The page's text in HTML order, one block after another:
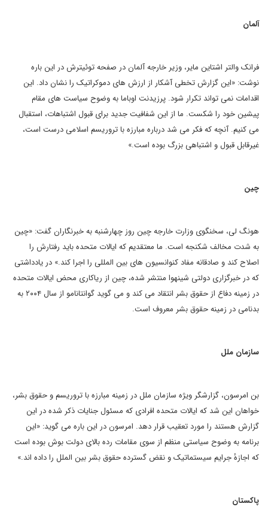
آلمان
فرانک والتر اشتاین مایر، وزیر خارجه آلمان در صفحه توئیترش در این باره
نوشت: «این گزارش تخطی آشکار از ارزش های دموکراتیک را نشان داد. این
اقدامات نمی تواند تکرار شود. پرزیدنت اوباما به وضوح سیاست های مقام
پیشین خود را شکست. ما از این شفافیت جدید برای قبول اشتباهات، استقبال
می کنیم. آنچه که فکر می شد درباره مبارزه با تروریسم اسلامی درست است،
غیرقابل قبول و اشتباهی بزرگ بوده است.»
چین
هونگ لی، سخنگوی وزارت خارجه چین روز چهارشنبه به خبرنگاران گفت: «چین
به شدت مخالف شکنجه است. ما معتقدیم که ایالات متحده باید رفتارش را
اصلاح کند و صادقانه مفاد کنوانسیون های بین المللی را اجرا کند.» در یادداشتی
که در خبرگزاری دولتی شینهوا منتشر شده، چین از ریاکاری محض ایالات متحده
در زمینه دفاع از حقوق بشر انتقاد می کند و می گوید گوانتانامو از سال ۲۰۰۴ به
بدنامی در زمینه حقوق بشر معروف است.
سازمان ملل
بن امرسون، گزارشگر ویژه سازمان ملل در زمینه مبارزه با تروریسم و حقوق بشر،
خواهان این شد که ایالات متحده افرادی که مسئول جنایات ذکر شده در این
گزارش هستند را مورد تعقیب قرار دهد. امرسون در این باره می گوید: «این
برنامه به وضوح سیاستی منظم از سوی مقامات رده بالای دولت بوش بوده است
که اجازهٔ جرایم سیستماتیک و نقض گسترده حقوق بشر بین الملل را داده اند.»
پاکستان